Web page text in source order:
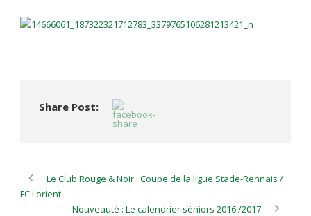
Share Post:
Le Club Rouge & Noir : Coupe de la ligue Stade-Rennais /
FC Lorient
Nouveauté : Le calendrier séniors 2016 /2017